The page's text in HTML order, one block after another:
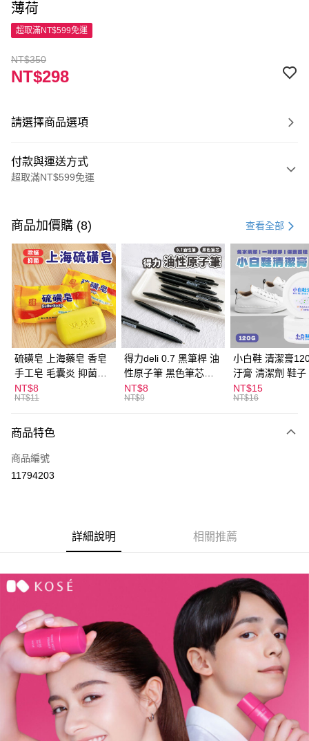
薄荷
超取滿NT$599免運
NT$350
NT$298
請選擇商品選項
付款與運送方式
超取滿NT$599免運
信用卡一次付款
超商取貨付款
LINE Pay
Apple Pay
街口支付
悠遊付
ATM付款
全家取貨付款
每筆NT$60，滿NT$599(含以上)免運費
付款後全家取貨
每筆NT$60，滿NT$599(含以上)免運費
每筆NT$60，滿NT$599(含以上)免運費
宅配
每筆NT$120，滿NT$1,999(含以上)免運費
商品加價購 (8) 查看全部
硫磺皂 上海藥皂 香皂
手工皂 毛囊炎 抑菌除
蟎 清潔護膚 去油去痘
寵物皮膚病 狗狗貓咪
NT$8
NT$11
得力deli 0.7 黑筆桿 油
性原子筆 黑色筆芯
S304
NT$8
NT$9
小白鞋 清潔膏
汙膏 清潔劑 鞋子
漬 白皮鞋 鞋油
NT$15
NT$16
商品特色
商品編號
11794203
詳細說明 相關推薦